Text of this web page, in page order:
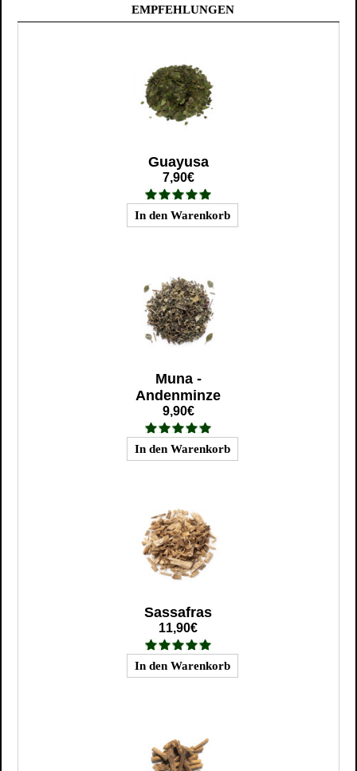
EMPFEHLUNGEN
Guayusa
7,90€
Muna -
Andenminze
9,90€
Sassafras
11,90€